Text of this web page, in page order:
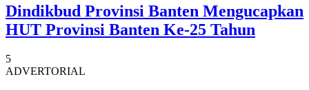
Dindikbud Provinsi Banten Mengucapkan
HUT Provinsi Banten Ke-25 Tahun
5
ADVERTORIAL